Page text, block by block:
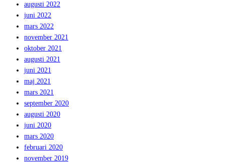
augusti 2022
juni 2022
mars 2022
november 2021
oktober 2021
augusti 2021
juni 2021
maj 2021
mars 2021
september 2020
augusti 2020
juni 2020
mars 2020
februari 2020
november 2019